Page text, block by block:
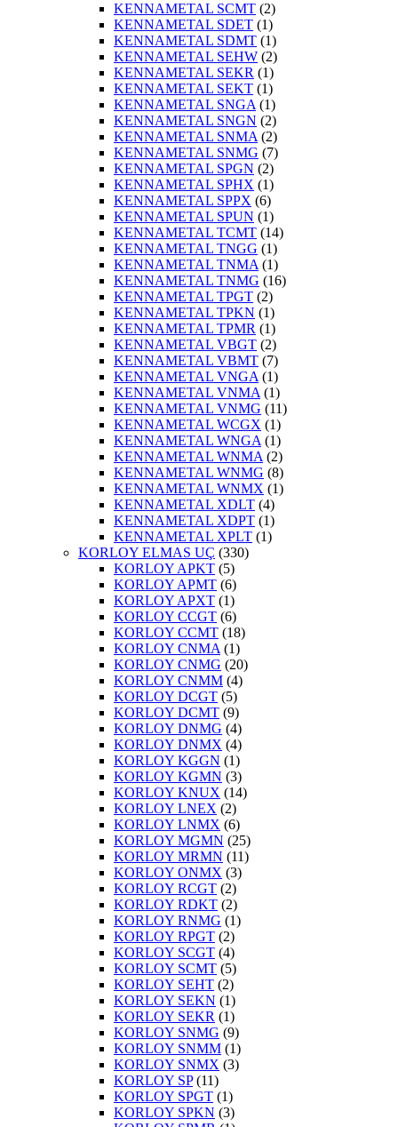
KENNAMETAL SCMT (2)
KENNAMETAL SDET (1)
KENNAMETAL SDMT (1)
KENNAMETAL SEHW (2)
KENNAMETAL SEKR (1)
KENNAMETAL SEKT (1)
KENNAMETAL SNGA (1)
KENNAMETAL SNGN (2)
KENNAMETAL SNMA (2)
KENNAMETAL SNMG (7)
KENNAMETAL SPGN (2)
KENNAMETAL SPHX (1)
KENNAMETAL SPPX (6)
KENNAMETAL SPUN (1)
KENNAMETAL TCMT (14)
KENNAMETAL TNGG (1)
KENNAMETAL TNMA (1)
KENNAMETAL TNMG (16)
KENNAMETAL TPGT (2)
KENNAMETAL TPKN (1)
KENNAMETAL TPMR (1)
KENNAMETAL VBGT (2)
KENNAMETAL VBMT (7)
KENNAMETAL VNGA (1)
KENNAMETAL VNMA (1)
KENNAMETAL VNMG (11)
KENNAMETAL WCGX (1)
KENNAMETAL WNGA (1)
KENNAMETAL WNMA (2)
KENNAMETAL WNMG (8)
KENNAMETAL WNMX (1)
KENNAMETAL XDLT (4)
KENNAMETAL XDPT (1)
KENNAMETAL XPLT (1)
KORLOY ELMAS UÇ (330)
KORLOY APKT (5)
KORLOY APMT (6)
KORLOY APXT (1)
KORLOY CCGT (6)
KORLOY CCMT (18)
KORLOY CNMA (1)
KORLOY CNMG (20)
KORLOY CNMM (4)
KORLOY DCGT (5)
KORLOY DCMT (9)
KORLOY DNMG (4)
KORLOY DNMX (4)
KORLOY KGGN (1)
KORLOY KGMN (3)
KORLOY KNUX (14)
KORLOY LNEX (2)
KORLOY LNMX (6)
KORLOY MGMN (25)
KORLOY MRMN (11)
KORLOY ONMX (3)
KORLOY RCGT (2)
KORLOY RDKT (2)
KORLOY RNMG (1)
KORLOY RPGT (2)
KORLOY SCGT (4)
KORLOY SCMT (5)
KORLOY SEHT (2)
KORLOY SEKN (1)
KORLOY SEKR (1)
KORLOY SNMG (9)
KORLOY SNMM (1)
KORLOY SNMX (3)
KORLOY SP(11)
KORLOY SPGT (1)
KORLOY SPKN (3)